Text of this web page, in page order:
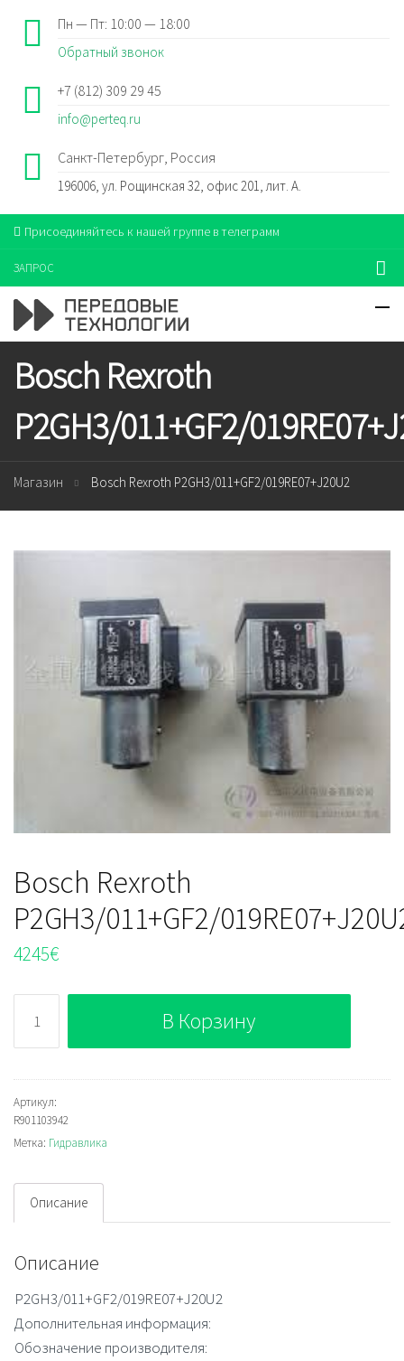
Пн — Пт: 10:00 — 18:00
Обратный звонок
+7 (812) 309 29 45
info@perteq.ru
Санкт-Петербург, Россия
196006, ул. Рощинская 32, офис 201, лит. А.
Присоединяйтесь к нашей группе в телеграмм
ЗАПРОС
Bosch Rexroth
P2GH3/011+GF2/
Магазин Bosch Rexroth P2GH3/011+GF2/019RE07+J20U2
Bosch Rexroth
P2GH3/011+GF2/
4245€
Bosch
Rexroth
P2GH3/011+GF2/019RE07+J20U2
В Корзину
Артикул:
R901103942
Метка: Гидравлика
Описание
Описание
P2GH3/011+GF2/019RE07+J20U2
Дополнительная информация:
Обозначение производителя: